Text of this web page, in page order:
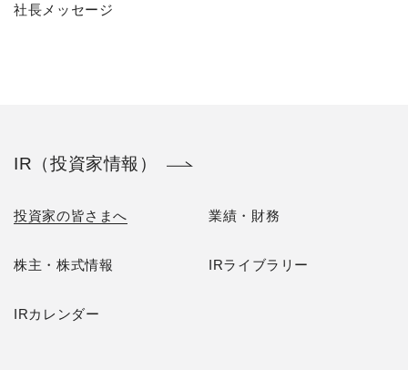
社長メッセージ
IR（投資家情報）
投資家の皆さまへ 業績・財務
株主・株式情報 IRライブラリー
IRカレンダー